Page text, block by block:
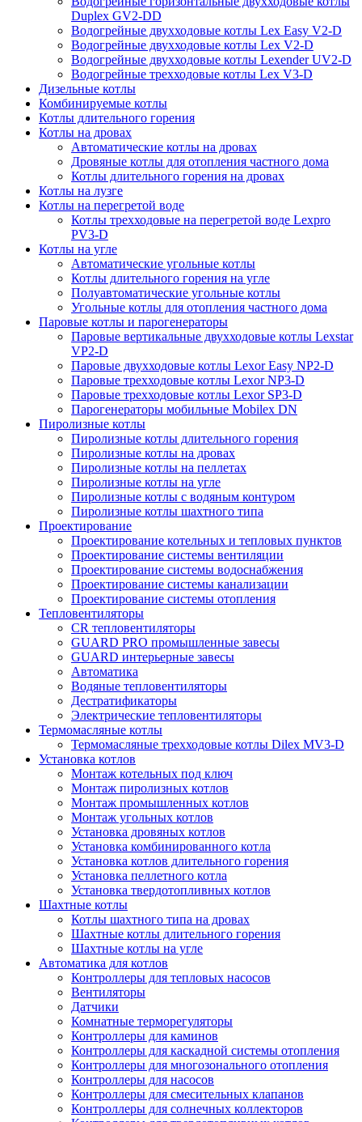
Duplex GV2-DD
Водогрейные двухходовые котлы Lex Easy V2-D
Водогрейные двухходовые котлы Lex V2-D
Водогрейные двухходовые котлы Lexender UV2-D
Водогрейные трехходовые котлы Lex V3-D
Дизельные котлы
Комбинируемые котлы
Котлы длительного горения
Котлы на дровах
Автоматические котлы на дровах
Дровяные котлы для отопления частного дома
Котлы длительного горения на дровах
Котлы на лузге
Котлы на перегретой воде
Котлы трехходовые на перегретой воде Lexpro
PV3-D
Котлы на угле
Автоматические угольные котлы
Котлы длительного горения на угле
Полуавтоматические угольные котлы
Угольные котлы для отопления частного дома
Паровые котлы и парогенераторы
Паровые вертикальные двухходовые котлы Lexstar
VP2-D
Паровые двухходовые котлы Lexor Easy NP2-D
Паровые трехходовые котлы Lexor NP3-D
Паровые трехходовые котлы Lexor SP3-D
Парогенераторы мобильные Mobilex DN
Пиролизные котлы
Пиролизные котлы длительного горения
Пиролизные котлы на дровах
Пиролизные котлы на пеллетах
Пиролизные котлы на угле
Пиролизные котлы с водяным контуром
Пиролизные котлы шахтного типа
Проектирование
Проектирование котельных и тепловых пунктов
Проектирование системы вентиляции
Проектирование системы водоснабжения
Проектирование системы канализации
Проектирование системы отопления
Тепловентиляторы
CR тепловентиляторы
GUARD PRO промышленные завесы
GUARD интерьерные завесы
Автоматика
Водяные тепловентиляторы
Дестратификаторы
Электрические тепловентиляторы
Термомасляные котлы
Термомасляные трехходовые котлы Dilex MV3-D
Установка котлов
Монтаж котельных под ключ
Монтаж пиролизных котлов
Монтаж промышленных котлов
Монтаж угольных котлов
Установка дровяных котлов
Установка комбинированного котла
Установка котлов длительного горения
Установка пеллетного котла
Установка твердотопливных котлов
Шахтные котлы
Котлы шахтного типа на дровах
Шахтные котлы длительного горения
Шахтные котлы на угле
Автоматика для котлов
Контроллеры для тепловых насосов
Вентиляторы
Датчики
Комнатные терморегуляторы
Контроллеры для каминов
Контроллеры для каскадной системы отопления
Контроллеры для многозонального отопления
Контроллеры для насосов
Контроллеры для смесительных клапанов
Контроллеры для солнечных коллекторов